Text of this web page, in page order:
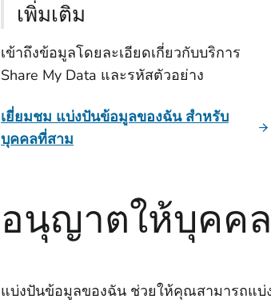
เพิ่มเติม
เข้าถึงข้อมูลโดยละเอียดเกี่ยวกับบริการ
Share My Data และรหัสตัวอย่าง
เยี่ยมชม แบ่งปันข้อมูลของฉัน สําหรับ
บุคคลที่สาม
อนุญาตให้บุคค
แบ่งปันข้อมูลของฉัน ช่วยให้คุณสามารถแ